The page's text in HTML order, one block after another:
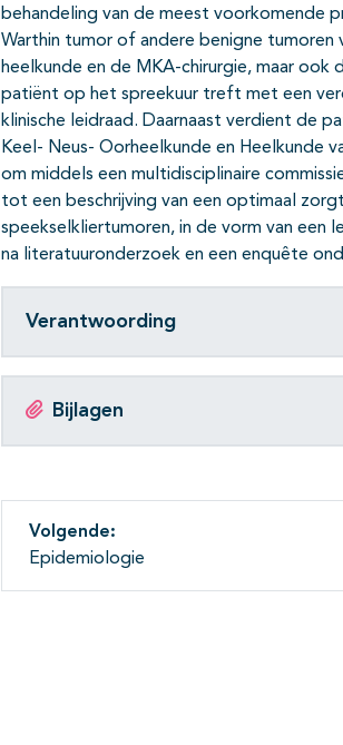
behandeling van de meest voorkomende
Warthin tumor of andere benigne tumoren
heelkunde en de MKA-chirurgie, maar ook
patiënt op het spreekuur treft met een
klinische leidraad. Daarnaast verdient de
Keel- Neus- Oorheelkunde en Heelkunde
om middels een multidisciplinaire
tot een beschrijving van een optimaal
speekselkliertumoren, in de vorm van een
na literatuuronderzoek en een enquête
Verantwoording
Bijlagen
Volgende:
Epidemiologie